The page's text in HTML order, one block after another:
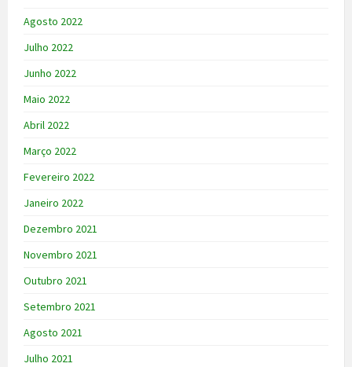
Agosto 2022
Julho 2022
Junho 2022
Maio 2022
Abril 2022
Março 2022
Fevereiro 2022
Janeiro 2022
Dezembro 2021
Novembro 2021
Outubro 2021
Setembro 2021
Agosto 2021
Julho 2021